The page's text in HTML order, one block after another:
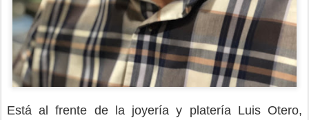
Está al frente de la joyería y platería Luis Otero,